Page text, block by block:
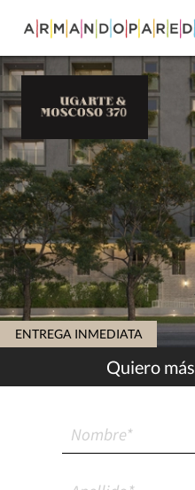
ENTREGA INMEDIATA
Quiero más